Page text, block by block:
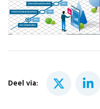
Deel via: